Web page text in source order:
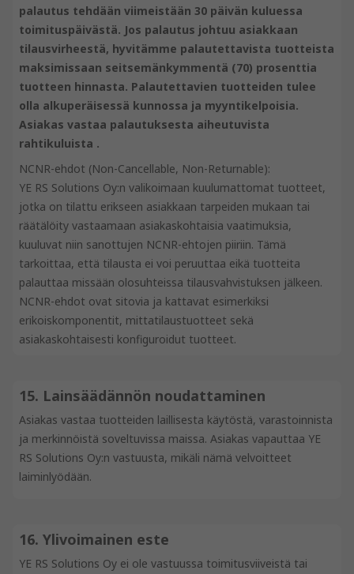
palautus tehdään viimeistään 30 päivän kuluessa
toimituspäivästä. Jos palautus johtuu asiakkaan
tilausvirheestä, hyvitämme palautettavista tuotteista
maksimissaan seitsemänkymmentä (70) prosenttia
tuotteen hinnasta. Palautettavien tuotteiden tulee
olla alkuperäisessä kunnossa ja myyntikelpoisia.
Asiakas vastaa palautuksesta aiheutuvista
rahtikuluista .
NCNR-ehdot (Non-Cancellable, Non-Returnable):
YE RS Solutions Oy:n valikoimaan kuulumattomat tuotteet,
jotka on tilattu erikseen asiakkaan tarpeiden mukaan tai
räätälöity vastaamaan asiakaskohtaisia vaatimuksia,
kuuluvat niin sanottujen NCNR-ehtojen piiriin. Tämä
tarkoittaa, että tilausta ei voi peruuttaa eikä tuotteita
palauttaa missään olosuhteissa tilausvahvistuksen jälkeen.
NCNR-ehdot ovat sitovia ja kattavat esimerkiksi
erikoiskomponentit, mittatilaustuotteet sekä
asiakaskohtaisesti konfiguroidut tuotteet.
15. Lainsäädännön noudattaminen
Asiakas vastaa tuotteiden laillisesta käytöstä, varastoinnista
ja merkinnöistä soveltuvissa maissa. Asiakas vapauttaa YE
RS Solutions Oy:n vastuusta, mikäli nämä velvoitteet
laiminlyödään.
16. Ylivoimainen este
YE RS Solutions Oy ei ole vastuussa toimitusviiveistä tai